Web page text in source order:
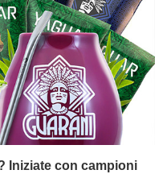
Iniziate con campioni